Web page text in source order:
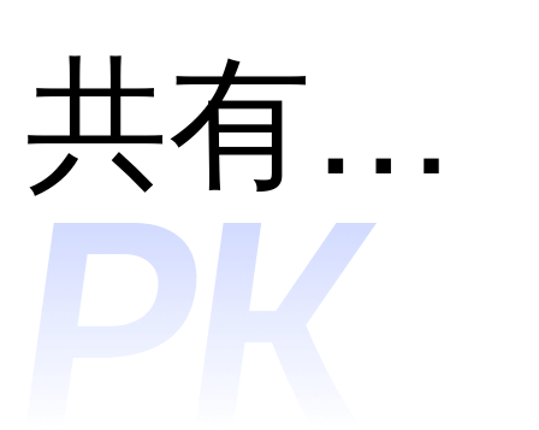
用？
管理和
笨鸟社
共有分类：客户关系管理(CRM)